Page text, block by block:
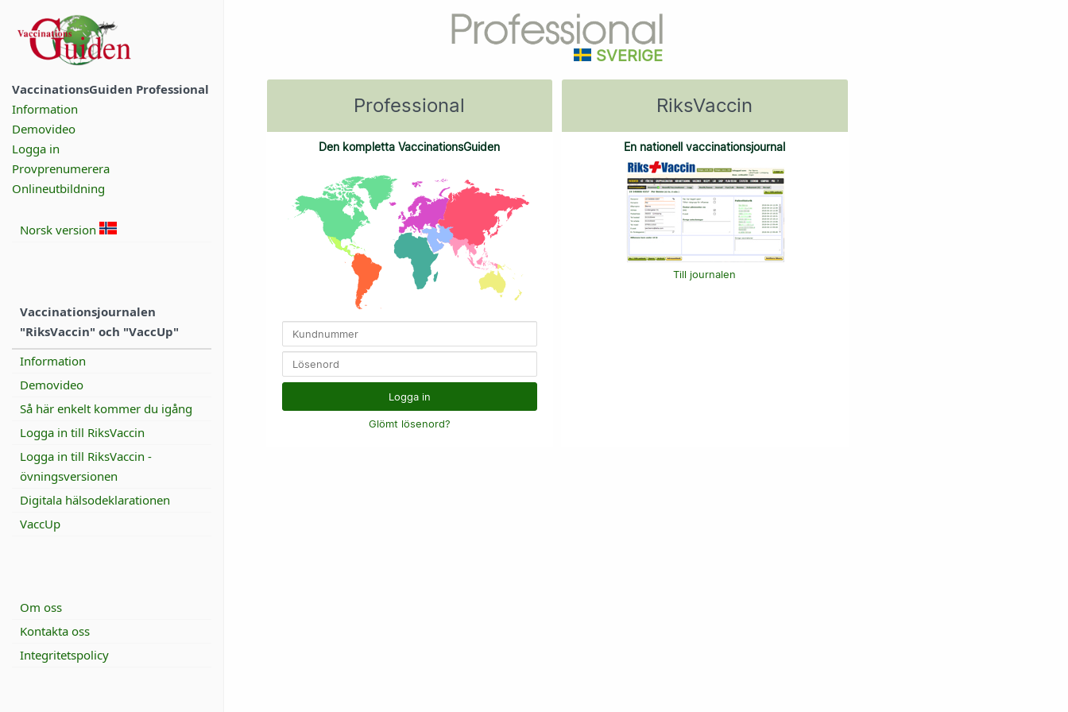
SVERIGE
VaccinationsGuiden Professional
Information
Demovideo
Logga in
Provprenumerera
Onlineutbildning
Norsk version
Vaccinationsjournalen
"RiksVaccin" och "VaccUp"
Information
Demovideo
Så här enkelt kommer du igång
Logga in till RiksVaccin
Logga in till RiksVaccin -
övningsversionen
Digitala hälsodeklarationen
VaccUp
Om oss
Kontakta oss
Integritetspolicy
Professional
Den kompletta VaccinationsGuiden
Glömt lösenord?
RiksVaccin
En nationell vaccinationsjournal
Till journalen